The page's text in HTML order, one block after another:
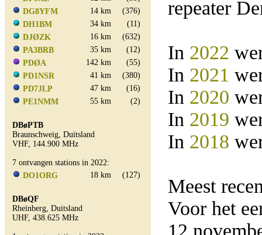
DG8YFM
14 km
(376)
DH1BM
34 km
(11)
DJØZK
16 km
(632)
PA3BRB
35 km
(12)
PDØA
142 km
(55)
PD1NSR
41 km
(380)
PD7JLP
47 km
(16)
PE1NMM
55 km (2)
DBøPTB
Braunschweig, Duitsland
VHF, 144.900 MHz
7 ontvangen stations in 2022:
DO1ORG
18 km (127)
DBøQF
Rheinberg, Duitsland
UHF, 438.625 MHz
repeater
In 2022
In 2021
In 2020
In 2019
In 2018
Meest
Voor het
12